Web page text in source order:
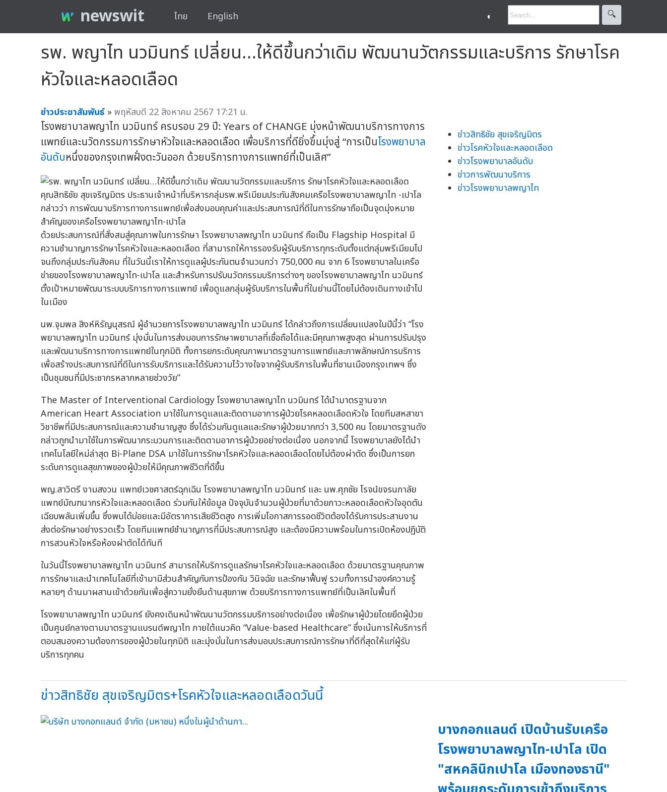
newswit ไทย English ◐ 🔍︎
รพ. พญาไท นวมินทร์ เปลี่ยน…ให้ดีขึ้นกว่าเดิม พัฒนานวัตกรรมและบริการ รักษาโรค
หัวใจและหลอดเลือด
ข่าวประชาสัมพันธ์ »พฤหัสบดี 22 สิงหาคม 2567 17:21 น.
โรงพยาบาลพญาไท นวมินทร์ ครบรอบ 29 ปี: Years of CHANGE มุ่งหน้าพัฒนาบริการทางการ
แพทย์และนวัตกรรมการรักษาหัวใจและหลอดเลือด เพื่อบริการที่ดียิ่งขึ้นมุ่งสู่ “การเป็นโรงพยาบาล
อันดับหนึ่งของกรุงเทพฝั่งตะวันออก ด้วยบริการทางการแพทย์ที่เป็นเลิศ”
คุณสิทธิชัย สุขเจริญมิตร ประธานเจ้าหน้าที่บริหารกลุ่มรพ.พรีเมียมประกันสังคมเครือโรงพยาบาลพญาไท -เปาโล
กล่าวว่า การพัฒนาบริการทางการแพทย์เพื่อส่งมอบคุณค่าและประสบการณ์ที่ดีในการรักษาถือเป็นจุดมุ่งหมาย
สำคัญของเครือโรงพยาบาลพญาไท-เปาโล
ด้วยประสบการณ์ที่สั่งสมสู่คุณภาพในการรักษา โรงพยาบาลพญาไท นวมินทร์ ถือเป็น Flagship Hospital มี
ความชำนาญการรักษาโรคหัวใจและหลอดเลือด ที่สามารถให้การรองรับผู้รับบริการทุกระดับตั้งแต่กลุ่มพรีเมียมไป
จนถึงกลุ่มประกันสังคม ที่ในวันนี้เราให้การดูแลผู้ประกันตนจำนวนกว่า 750,000 คน จาก 6 โรงพยาบาลในเครือ
ข่ายของโรงพยาบาลพญาไท-เปาโล และสำหรับการปรับนวัตกรรมบริการต่างๆ ของโรงพยาบาลพญาไท นวมินทร์
ตั้งเป้าหมายพัฒนาระบบบริการทางการแพทย์ เพื่อดูแลกลุ่มผู้รับบริการในพื้นที่ในย่านนี้โดยไม่ต้องเดินทางเข้าไป
ในเมือง
นพ.จุมพล สิงห์หิรัญนุสรณ์ ผู้อำนวยการโรงพยาบาลพญาไท นวมินทร์ ได้กล่าวถึงการเปลี่ยนแปลงในปีนี้ว่า “โรง
พยาบาลพญาไท นวมินทร์ มุ่งมั่นในการส่งมอบการรักษาพยาบาลที่เชื่อถือได้และมีคุณภาพสูงสุด ผ่านการปรับปรุง
และพัฒนาบริการทางการแพทย์ในทุกมิติ ทั้งการยกระดับคุณภาพมาตรฐานการแพทย์และภาพลักษณ์การบริการ
เพื่อสร้างประสบการณ์ที่ดีในการรับบริการและได้รับความไว้วางใจจากผู้รับบริการในพื้นที่ชานเมืองกรุงเทพฯ ซึ่ง
เป็นชุมชนที่มีประชากรหลากหลายช่วงวัย”
The Master of Interventional Cardiology โรงพยาบาลพญาไท นวมินทร์ ได้นำมาตรฐานจาก
American Heart Association มาใช้ในการดูแลและติดตามอาการผู้ป่วยโรคหลอดเลือดหัวใจ โดยทีมสหสาขา
วิชาชีพที่มีประสบการณ์และความชำนาญสูง ซึ่งได้ร่วมกันดูแลและรักษาผู้ป่วยมากกว่า 3,500 คน โดยมาตรฐานดัง
กล่าวถูกนำมาใช้ในการพัฒนากระบวนการและติดตามอาการผู้ป่วยอย่างต่อเนื่อง นอกจากนี้ โรงพยาบาลยังได้นำ
เทคโนโลยีใหม่ล่าสุด Bi-Plane DSA มาใช้ในการรักษาโรคหัวใจและหลอดเลือดโดยไม่ต้องผ่าตัด ซึ่งเป็นการยก
ระดับการดูแลสุขภาพของผู้ป่วยให้มีคุณภาพชีวิตที่ดีขึ้น
พญ.สาวิตรี งามสงวน แพทย์เวชศาสตร์ฉุกเฉิน โรงพยาบาลพญาไท นวมินทร์ และ นพ.ศุภชัย โรจน์ขจรนภาลัย
แพทย์มัณฑนากรหัวใจและหลอดเลือด ร่วมกันให้ข้อมูล ปัจจุบันจำนวนผู้ป่วยที่มาด้วยภาวะหลอดเลือดหัวใจอุดตัน
เฉียบพลันเพิ่มขึ้น ซึ่งพบได้บ่อยและมีอัตราการเสียชีวิตสูง การเพิ่มโอกาสการรอดชีวิตต้องได้รับการประสานงาน
ส่งต่อรักษาอย่างรวดเร็ว โดยทีมแพทย์ชำนาญการที่มีประสบการณ์สูง และต้องมีความพร้อมในการเปิดห้องปฏิบัติ
การสวนหัวใจหรือห้องผ่าตัดได้ทันที
ในวันนี้โรงพยาบาลพญาไท นวมินทร์ สามารถให้บริการดูแลรักษาโรคหัวใจและหลอดเลือด ด้วยมาตรฐานคุณภาพ
การรักษาและนำเทคโนโลยีที่เข้ามามีส่วนสำคัญกับการป้องกัน วินิจฉัย และรักษาฟื้นฟู รวมทั้งการนำองค์ความรู้
หลายๆ ด้านมาผสานเข้าด้วยกันเพื่อสู่ความยั่งยืนด้านสุขภาพ ด้วยบริการทางการแพทย์ที่เป็นเลิศในพื้นที่
โรงพยาบาลพญาไท นวมินทร์ ยังคงเดินหน้าพัฒนานวัตกรรมบริการอย่างต่อเนื่อง เพื่อรักษาผู้ป่วยโดยยึดผู้ป่วย
เป็นศูนย์กลางตามมาตรฐานแบรนด์พญาไท ภายใต้แนวคิด “Value-based Healthcare” ซึ่งเน้นการให้บริการที่
ตอบสนองความต้องการของผู้ป่วยในทุกมิติ และมุ่งมั่นในการส่งมอบประสบการณ์การรักษาที่ดีที่สุดให้แก่ผู้รับ
บริการทุกคน
ข่าวสิทธิชัย สุขเจริญมิตร
ข่าวโรคหัวใจและหลอดเลือด
ข่าวโรงพยาบาลอันดับ
ข่าวการพัฒนาบริการ
ข่าวโรงพยาบาลพญาไท
ข่าวสิทธิชัย สุขเจริญมิตร+โรคหัวใจและหลอดเลือดวันนี้
บางกอกแลนด์ เปิดบ้านรับเครือ
โรงพยาบาลพญาไท-เปาโล เปิด
"สหคลินิกเปาโล เมืองทองธานี"